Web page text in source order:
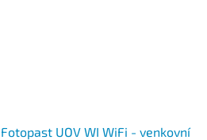
Fotopast UOV WI WiFi - venkovní